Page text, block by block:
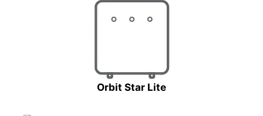
Orbit Star Lite